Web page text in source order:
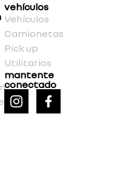
vehículos
Vehículos
Camionetas
Pick up
Utilitarios
mantente
conectado